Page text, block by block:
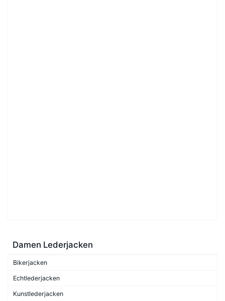
Damen Lederjacken
Bikerjacken
Echtlederjacken
Kunstlederjacken